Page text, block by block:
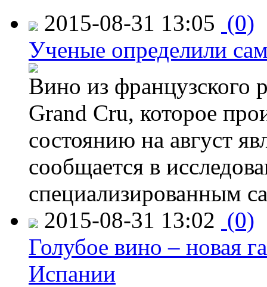
2015-08-31 13:05 (0)
Ученые определили
Вино из французского
Grand Cru, которое
состоянию на август
сообщается в
специализированным
2015-08-31 13:02 (0)
Голубое вино – новая
Испании